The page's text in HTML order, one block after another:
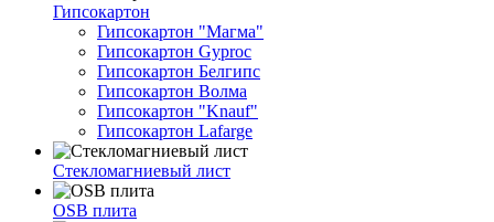
Гипсокартон
Гипсокартон "Магма"
Гипсокартон Gyproc
Гипсокартон Белгипс
Гипсокартон Волма
Гипсокартон "Knauf"
Гипсокартон Lafarge
Стекломагниевый лист
OSB плита